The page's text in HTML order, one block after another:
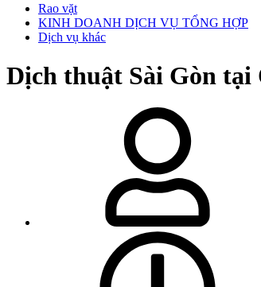
Rao vặt
KINH DOANH DỊCH VỤ TỔNG HỢP
Dịch vụ khác
Dịch thuật Sài Gòn